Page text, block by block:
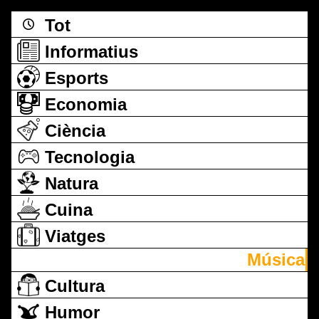
Tot
Informatius
Esports
Economia
Ciència
Tecnologia
Natura
Cuina
Viatges
Música
Cultura
Humor